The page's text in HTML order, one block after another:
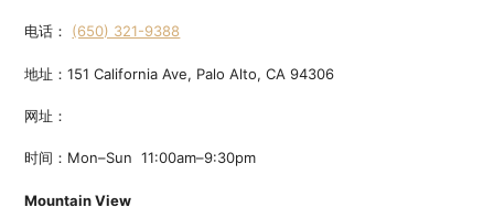
电话： (650) 321-9388
地址：151 California Ave, Palo Alto, CA 94306
网址：
时间：Mon–Sun 11:00am–9:30pm
Mountain View